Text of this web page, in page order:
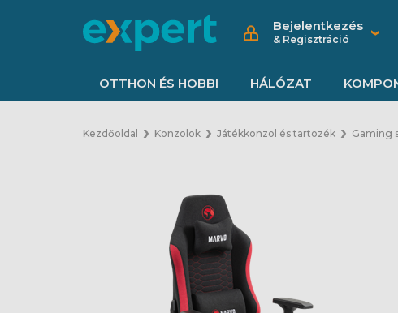
Bejelentkezés
& Regisztráció
OTTHON ÉS HOBBI HÁLÓZAT
Kezdőoldal Konzolok Játékkonzol és tartozék Gaming